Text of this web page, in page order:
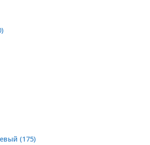
(175)